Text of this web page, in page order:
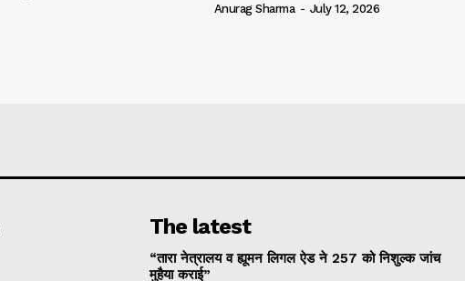
Anurag Sharma - July 12, 2026
The latest
“तारा नेत्रालय व ह्यूमन लिगल ऐड ने 257 को निशुल्क जांच
मुहैया कराई”